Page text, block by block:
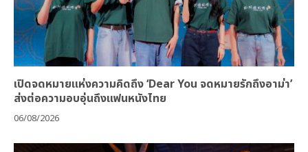
เปิดจดหมายแห่งความคิดถึง ‘Dear You จดหมายรักถึงอาม่า’
ส่งต่อความอบอุ่นถึงแฟนหนังไทย
06/08/2026